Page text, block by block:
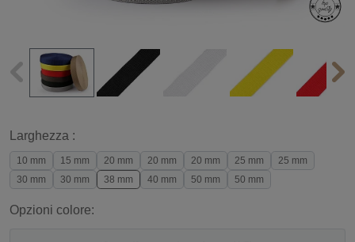
Larghezza :
10 mm 15 mm 20 mm 20 mm 20 mm 25 mm
25 mm
30 mm
30 mm 38 mm 40 mm 50 mm 50 mm
Opzioni colore: